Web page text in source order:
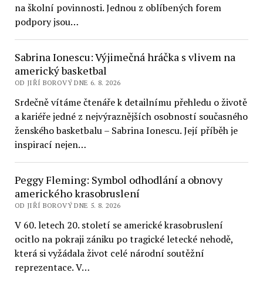
na školní povinnosti. Jednou z oblíbených forem
podpory jsou…
Sabrina Ionescu: Výjimečná hráčka s vlivem na
americký basketbal
OD JIŘÍ BOROVÝ DNE 6. 8. 2026
Srdečně vítáme čtenáře k detailnímu přehledu o životě
a kariéře jedné z nejvýraznějších osobností současného
ženského basketbalu – Sabrina Ionescu. Její příběh je
inspirací nejen…
Peggy Fleming: Symbol odhodlání a obnovy
amerického krasobruslení
OD JIŘÍ BOROVÝ DNE 5. 8. 2026
V 60. letech 20. století se americké krasobruslení
ocitlo na pokraji zániku po tragické letecké nehodě,
která si vyžádala život celé národní soutěžní
reprezentace. V…